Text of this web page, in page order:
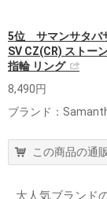
5位 サマンサタバ
SV CZ(CR) ストー
指輪 リング
8,490円
ブランド：
この商品の通
大人気ブランド